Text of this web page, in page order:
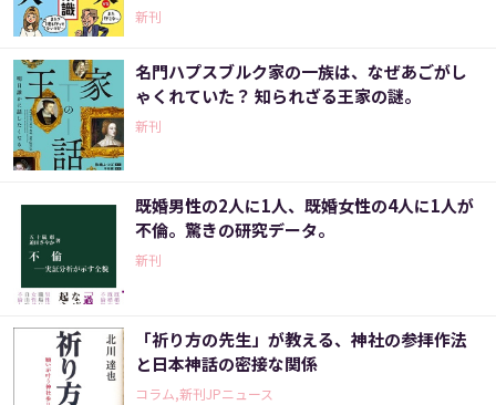
新刊
名門ハプスブルク家の一族は、なぜあごがし
ゃくれていた？ 知られざる王家の謎。
新刊
既婚男性の2人に1人、既婚女性の4人に1人が
不倫。驚きの研究データ。
新刊
「祈り方の先生」が教える、神社の参拝作法
と日本神話の密接な関係
コラム,新刊JPニュース